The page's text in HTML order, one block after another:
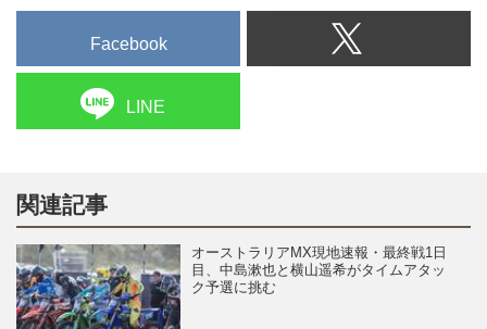
Facebook
LINE
関連記事
オーストラリアMX現地速報・最終戦1日
目、中島漱也と横山遥希がタイムアタッ
ク予選に挑む